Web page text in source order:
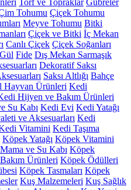
Torf ve Topraklar Gübreler
Tohumu Çiçek Tohumu
Meyve Tohumu Bitki
Çiçek ve Bitki İç Mekan
Canlı Çiçek Çiçek Soğanları
Fide Dış Mekan Sarmaşık
Dekoratif Saksı
Saksı Altlığı Bahçe
Hayvan Ürünleri Kedi
Hijyen ve Bakım Ürünleri
Su Kabı Kedi Evi Kedi Yatağı
ve Aksesuarları Kedi
Vitamini Kedi Taşıma
Köpek Yatağı Köpek Vitamini
ve Su Kabı Köpek
Ürünleri Köpek Ödülleri
Köpek Tasmaları Köpek
Kuş Malzemeleri Kuş Sağlık